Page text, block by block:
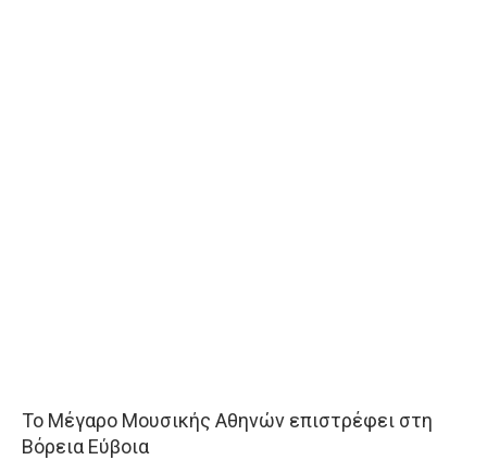
Το Μέγαρο Μουσικής Αθηνών επιστρέφει στη
Βόρεια Εύβοια